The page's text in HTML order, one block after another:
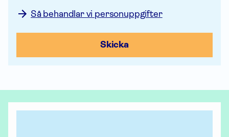
Så behandlar vi personuppgifter
Skicka